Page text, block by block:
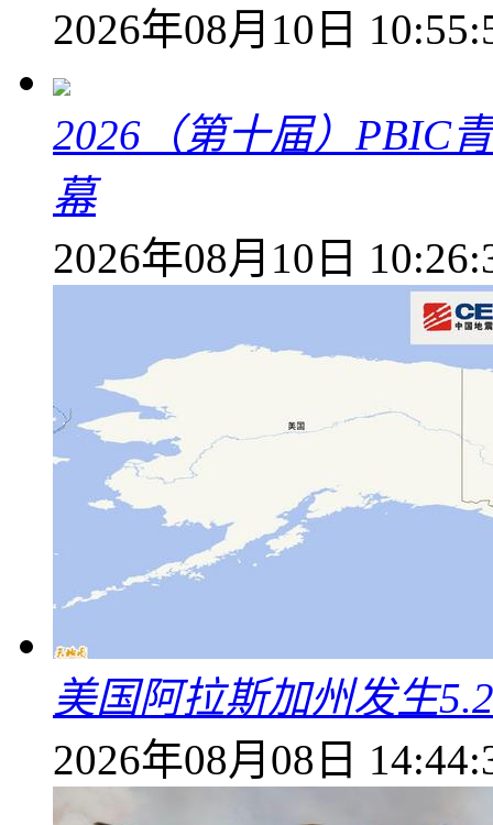
2026年08月10日
2026（第十届）PBIC
幕
2026年08月10日
美国阿拉斯加州发生
2026年08月08日